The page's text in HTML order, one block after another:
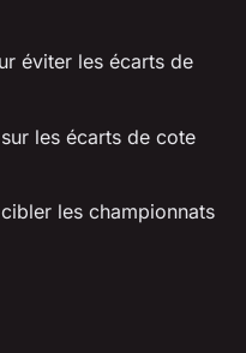
éviter les écarts de
sur les écarts de cote
les championnats